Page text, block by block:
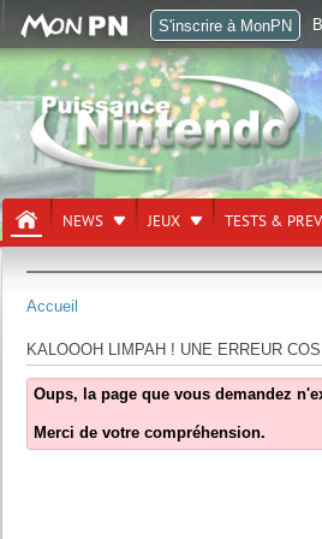
NEWS JEUX TESTS &
Accueil
KALOOOH LIMPAH ! UNE ERREUR
Oups, la page que vous demandez
Merci de votre compréhension.
S'inscrire à MonPN